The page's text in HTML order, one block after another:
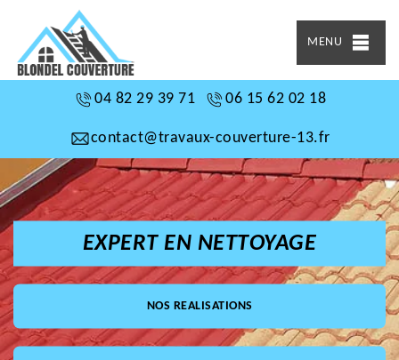
MENU
04 82 29 39 71 06 15 62 02 18
contact@travaux-couverture-13.fr
EXPERT EN NETTOYAGE
NOS REALISATIONS